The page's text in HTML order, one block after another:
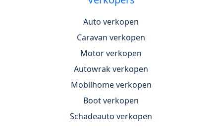
Auto verkopen
Caravan verkopen
Motor verkopen
Autowrak verkopen
Mobilhome verkopen
Boot verkopen
Schadeauto verkopen